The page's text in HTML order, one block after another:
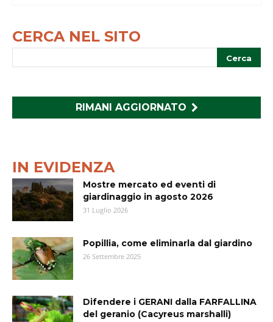
CERCA NEL SITO
RIMANI AGGIORNATO
IN EVIDENZA
Mostre mercato ed eventi di
giardinaggio in agosto 2026
31 Luglio 2026
Popillia, come eliminarla dal giardino
26 Settembre 2025
Difendere i GERANI dalla FARFALLINA
del geranio (Cacyreus marshalli)